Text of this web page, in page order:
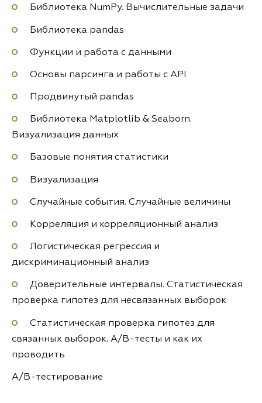
Библиотека NumPy. Вычислительные задачи
Библиотека pandas
Функции и работа с данными
Основы парсинга и работы с API
Продвинутый pandas
Библиотека Matplotlib & Seaborn.
Визуализация данных
Базовые понятия статистики
Визуализация
Случайные события. Случайные величины
Корреляция и корреляционный анализ
Логистическая регрессия и
дискриминационный анализ
Доверительные интервалы. Статистическая
проверка гипотез для несвязанных выборок
Статистическая проверка гипотез для
связанных выборок. A/B-тесты и как их
проводить
A/B-тестирование